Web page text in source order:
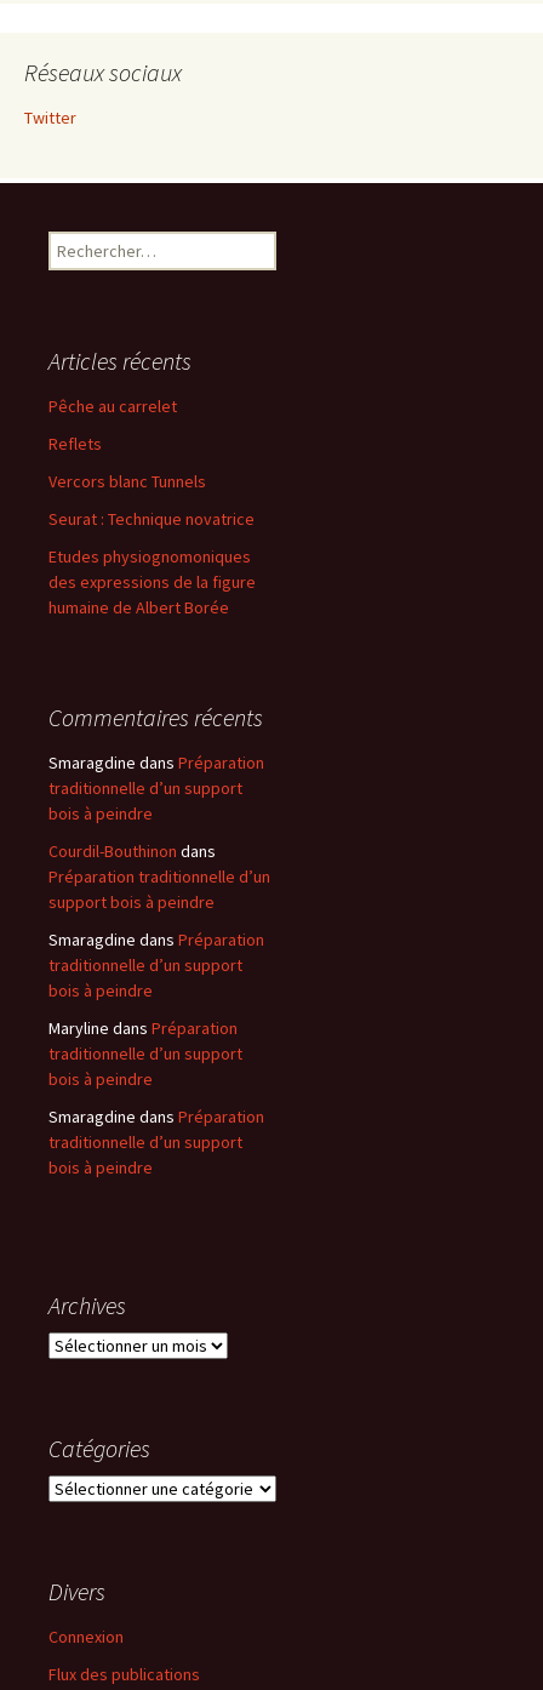
Réseaux sociaux
Twitter
Rechercher :
Articles récents
Pêche au carrelet
Reflets
Vercors blanc Tunnels
Seurat : Technique novatrice
Etudes physiognomoniques
des expressions de la figure
humaine de Albert Borée
Commentaires récents
Smaragdine dans Préparation
traditionnelle d’un support
bois à peindre
Courdil-Bouthinon dans
Préparation traditionnelle d’un
support bois à peindre
Smaragdine dans Préparation
traditionnelle d’un support
bois à peindre
Maryline dans Préparation
traditionnelle d’un support
bois à peindre
Smaragdine dans Préparation
traditionnelle d’un support
bois à peindre
Archives
Archives
Catégories
Catégories
Divers
Connexion
Flux des publications